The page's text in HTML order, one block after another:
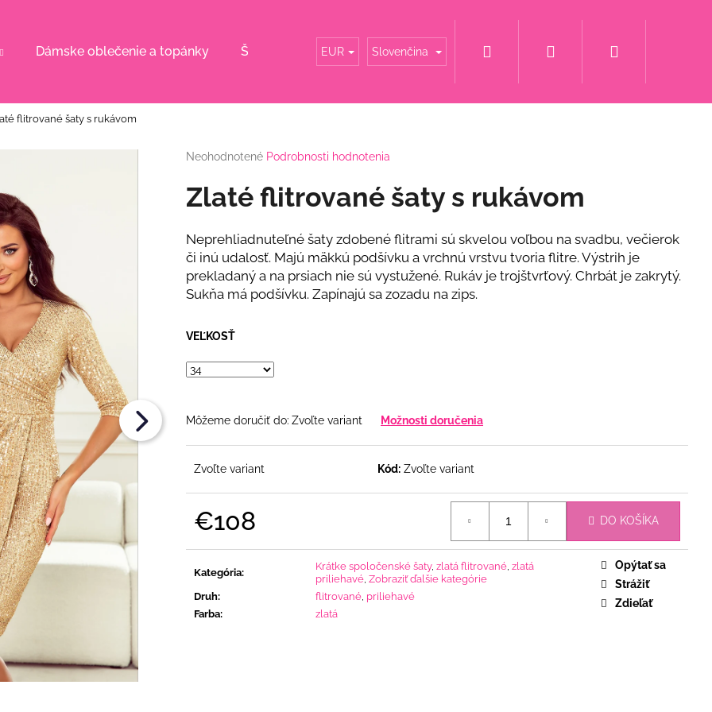
Dámske oblečenie a topánky Šaty pre svadobné mamy Šaty za super cenu Svadobné šaty
EUR Slovenčina Prihlásenie
flitrované šaty s rukávom
Priemerné
produktu
je
5
hviezdičiek.
Neohodnotené Podrobnosti hodnotenia
Zlaté flitrované šaty s rukávom
Neprehliadnuteľné šaty zdobené flitrami sú skvelou voľbou na svadbu, večierok
či inú udalosť. Majú mäkkú podšívku a vrchnú vrstvu tvoria flitre. Výstrih je
prekladaný a na prsiach nie sú vystužené. Rukáv je trojštvrťový. Chrbát je zakrytý.
Sukňa má podšívku. Zapínajú sa zozadu na zips.
VEĽKOSŤ
Môžeme doručiť do: Zvoľte variant Možnosti doručenia
Zvoľte variant Kód: Zvoľte variant
€108 DO KOŠÍKA
Kategória:
Krátke spoločenské šaty, zlatá flitrované zlatá
priliehavé Zobraziť ďalšie kategórie
Druh: flitrované priliehavé
Farba: zlatá
Opýtať sa
Strážiť
Zdieľať
KOMPLET S KVETINOU
€108